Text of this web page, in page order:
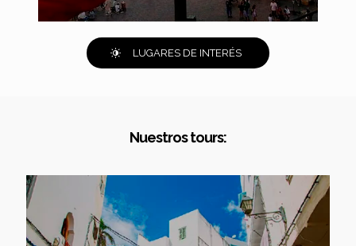
LUGARES DE INTERÉS
Nuestros tours: